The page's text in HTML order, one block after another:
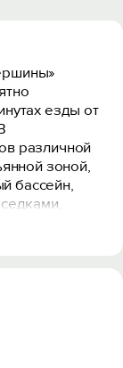
езды от
различной
зоной,
бассейн,
услугам